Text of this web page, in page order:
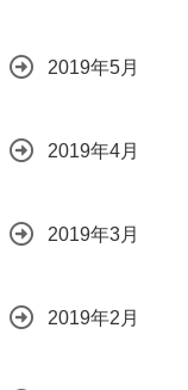
2019年5月
2019年4月
2019年3月
2019年2月